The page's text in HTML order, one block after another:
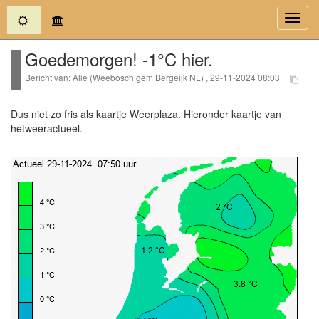
(current)
Goedemorgen! -1°C hier.
Bericht van: Alie (Weebosch gem Bergeijk NL) , 29-11-2024 08:03
Dus niet zo fris als kaartje Weerplaza. Hieronder kaartje van
hetweeractueel.